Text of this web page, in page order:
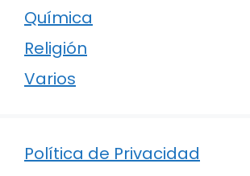
Química
Religión
Varios
Política de Privacidad